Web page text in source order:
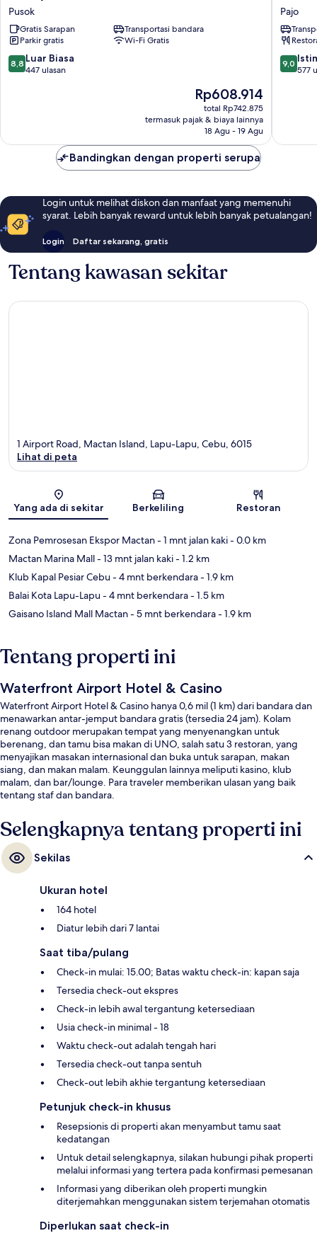
Island
Hotel
Pusok
Pusok
Gratis Sarapan
Transportasi bandara
Parkir gratis
Wi-Fi Gratis
8.8
dari
8,8 Luar Biasa
447 ulasan
Harga
sekarang
Rp608.914
Rp608.914
total Rp742.875
termasuk pajak & biaya lainnya
18 Agu - 19 Agu
INN
HOTEL
Pajo
Pajo
9.0
dari
9,0
577
Bandingkan dengan properti serupa
Login untuk melihat diskon dan manfaat yang memenuhi
syarat. Lebih banyak reward untuk lebih banyak petualangan!
Login Daftar sekarang, gratis
Tentang kawasan sekitar
Peta
1 Airport Road, Mactan Island, Lapu-Lapu, Cebu, 6015
Lihat di peta
Yang ada di sekitar Berkeliling Restoran
Zona Pemrosesan Ekspor Mactan- 1 mnt jalan kaki- 0.0 km
Mactan Marina Mall- 13 mnt jalan kaki- 1.2 km
Klub Kapal Pesiar Cebu- 4 mnt berkendara- 1.9 km
Balai Kota Lapu-Lapu- 4 mnt berkendara- 1.5 km
Gaisano Island Mall Mactan- 5 mnt berkendara- 1.9 km
Tentang properti ini
Waterfront Airport Hotel & Casino
Waterfront Airport Hotel & Casino hanya 0,6 mil (1 km) dari bandara dan
menawarkan antar-jemput bandara gratis (tersedia 24 jam). Kolam
renang outdoor merupakan tempat yang menyenangkan untuk
berenang, dan tamu bisa makan di UNO, salah satu 3 restoran, yang
menyajikan masakan internasional dan buka untuk sarapan, makan
siang, dan makan malam. Keunggulan lainnya meliputi kasino, klub
malam, dan bar/lounge. Para traveler memberikan ulasan yang baik
tentang staf dan bandara.
Selengkapnya tentang properti ini
Sekilas
Ukuran hotel
164 hotel
Diatur lebih dari 7 lantai
Saat tiba/pulang
Check-in mulai: 15.00; Batas waktu check-in: kapan saja
Tersedia check-out ekspres
Check-in lebih awal tergantung ketersediaan
Usia check-in minimal - 18
Waktu check-out adalah tengah hari
Tersedia check-out tanpa sentuh
Check-out lebih akhie tergantung ketersediaan
Petunjuk check-in khusus
Resepsionis di properti akan menyambut tamu saat
kedatangan
Untuk detail selengkapnya, silakan hubungi pihak properti
melalui informasi yang tertera pada konfirmasi pemesanan
Informasi yang diberikan oleh properti mungkin
diterjemahkan menggunakan sistem terjemahan otomatis
Diperlukan saat check-in